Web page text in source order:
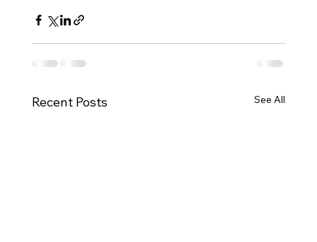
Recent Posts See All